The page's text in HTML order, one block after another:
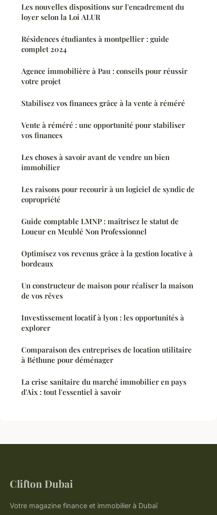
Les nouvelles dispositions sur l'encadrement du
loyer selon la Loi ALUR
Résidences étudiantes à montpellier : guide
complet 2024
Agence immobilière à Pau : conseils pour réussir
votre projet
Stabilisez vos finances grâce à la vente à réméré
Vente à réméré : une opportunité pour stabiliser
vos finances
Les choses à savoir avant de vendre un bien
immobilier
Les raisons pour recourir à un logiciel de syndic de
copropriété
Guide comptable LMNP : maîtrisez le statut de
Loueur en Meublé Non Professionnel
Optimisez vos revenus grâce à la gestion locative à
bordeaux
Un constructeur de maison pour réaliser la maison
de vos rêves
Investissement locatif à lyon : les opportunités à
explorer
Comparaison des entreprises de location utilitaire
à Béthune pour déménager
La crise sanitaire du marché immobilier en pays
d'Aix : tout l'essentiel à savoir
Clifton Dubai
Votre magazine finance et immobilier à Dubaï